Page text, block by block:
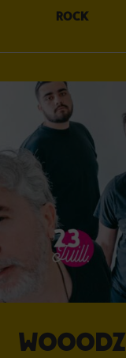
rock
Wooodz